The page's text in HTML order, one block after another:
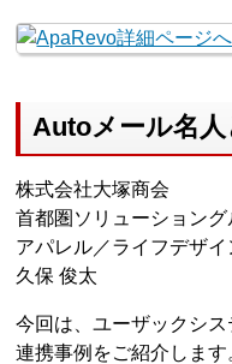
Autoメール名人
株式会社大塚商会
首都圏ソリューション
アパレル／ライフデザ
久保 俊太
今回は、ユーザックシ
連携事例をご紹介します